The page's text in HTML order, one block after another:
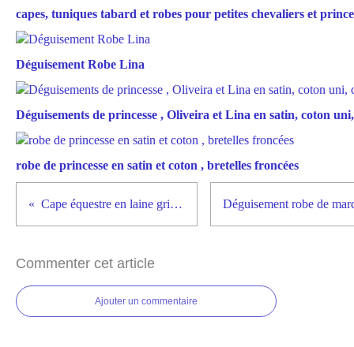
capes, tuniques tabard et robes pour petites chevaliers et
Déguisement Robe Lina
Déguisements de princesse , Oliveira et Lina en satin, coton
robe de princesse en satin et coton , bretelles froncées
Cape équestre en laine gris-taupe
Commenter cet article
Ajouter un commentaire